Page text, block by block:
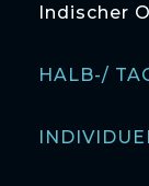
Indischer
HALB-/